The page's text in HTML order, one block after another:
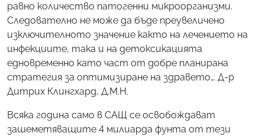
равно количество патогенни микроорганизми.
Следователно не може да бъде преувеличено
изключителното значение както на лечението на
инфекциите, така и на детоксикацията
едновременно като част от добре планирана
стратегия за оптимизиране на здравето„. Д-р
Дитрих Клингхард, Д.М.Н.
Всяка година само в САЩ се освобождават
зашеметяващите 4 милиарда фунта от тези